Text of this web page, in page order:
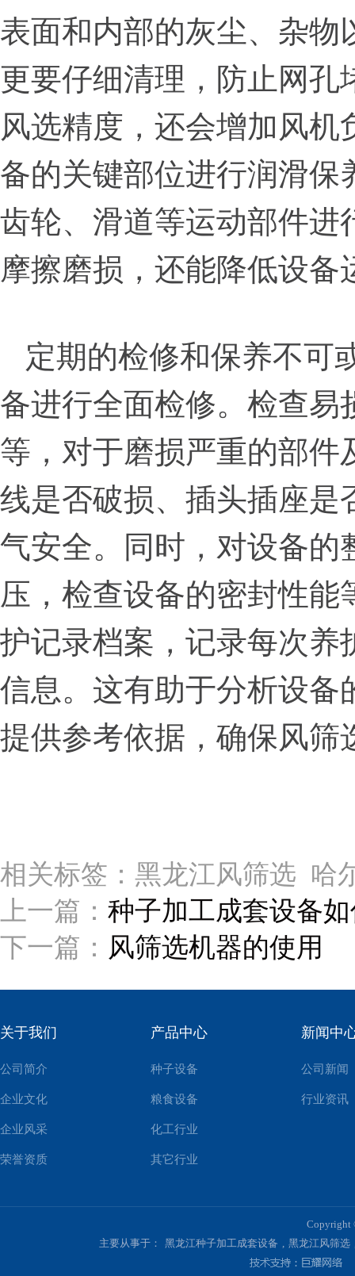
表面和内部的灰尘、杂物
更要仔细清理，防止网孔
风选精度，还会增加风
备的关键部位进行润滑保
齿轮、滑道等运动部件进
摩擦磨损，还能降低设
定期的检修和保养不可
备进行全面检修。检查易
等，对于磨损严重的部件
线是否破损、插头插座是
气安全。同时，对设备的
压，检查设备的密封性
护记录档案，记录每次养
信息。这有助于分析设备
提供参考依据，确保风筛
相关标签：黑龙江风筛选
上一篇： 种子加工成套设备
下一篇： 风筛选机器的使用
关于我们
公司简介
企业文化
企业风采
荣誉资质
产品中心
种子设备
粮食设备
化工行业
其它行业
新闻中
公司新闻
行业资讯
主要从事于：
黑龙江种子加工成套设备 , 黑龙江风筛选